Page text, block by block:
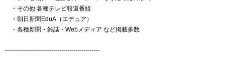
・その他 各種テレビ報道番組
・朝日新聞EduA（エデュア）
・各種新聞・雑誌・Webメディア など掲載多数
-----------------------------------------------